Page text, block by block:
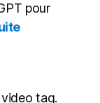
pour
:
tag.